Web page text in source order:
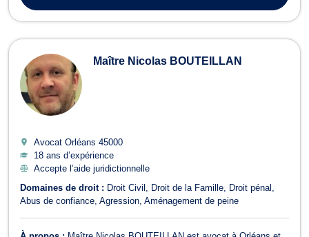
Maître Nicolas BOUTEILLAN
Avocat Orléans 45000
18 ans d’expérience
Accepte l’aide juridictionnelle
Domaines de droit : Droit Civil Droit de la Famille
Droit pénal
Abus de confiance Agression Aménagement de peine